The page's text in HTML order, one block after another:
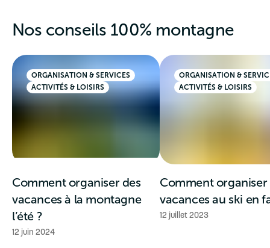
Nos conseils 100% montagne
ORGANISATION & SERVICES
ACTIVITÉS & LOISIRS
Comment organiser des
vacances à la montagne
l’été ?
12 juin 2024
ORGANISATION &
ACTIVITÉS & LOISIRS
Comment organiser
vacances au ski en
12 juillet 2023